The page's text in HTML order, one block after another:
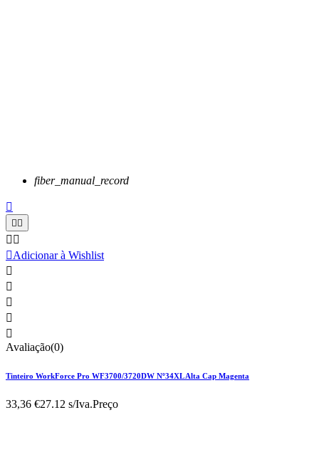
fiber_manual_record

 
 
Adicionar à Wishlist





Avaliação(0)
Tinteiro WorkForce Pro WF3700/3720DW Nº34XL Alta Cap Magenta
33,36 €27.12 s/Iva.Preço